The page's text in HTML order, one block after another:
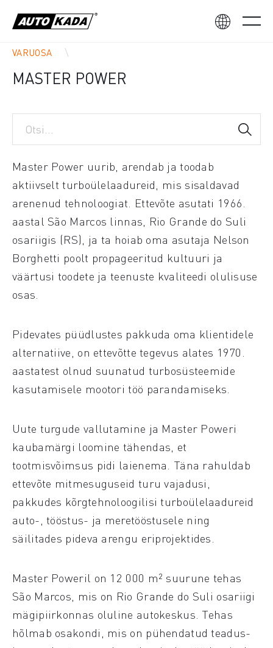
VARUOSA
MASTER POWER
Master Power uurib, arendab ja toodab
aktiivselt turboülelaadureid, mis sisaldavad
arenenud tehnoloogiat. Ettevõte asutati 1966.
aastal São Marcos linnas, Rio Grande do Suli
osariigis (RS), ja ta hoiab oma asutaja Nelson
Borghetti poolt propageeritud kultuuri ja
väärtusi toodete ja teenuste kvaliteedi olulisuse
osas.
Pidevates püüdlustes pakkuda oma klientidele
alternatiive, on ettevõtte tegevus alates 1970.
aastatest olnud suunatud turbosüsteemide
kasutamisele mootori töö parandamiseks.
Uute turgude vallutamine ja Master Poweri
kaubamärgi loomine tähendas, et
tootmisvõimsus pidi laienema. Täna rahuldab
ettevõte mitmesuguseid turu vajadusi,
pakkudes kõrgtehnoloogilisi turboülelaadureid
auto-, tööstus- ja meretööstusele ning
säilitades pideva arengu eriprojektides.
Master Poweril on 12 000 m² suurune tehas
São Marcos, mis on Rio Grande do Suli osariigi
mägipiirkonnas oluline autokeskus. Tehas
hõlmab osakondi, mis on pühendatud teadus-